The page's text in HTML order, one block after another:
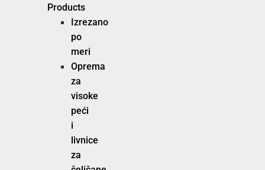
Products
Izrezano
po
meri
Oprema
za
visoke
peći
i
livnice
za